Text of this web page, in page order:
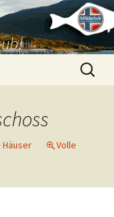
Suchen
nach:
Häuser
Volle